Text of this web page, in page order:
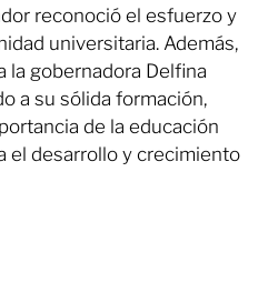
reconoció el esfuerzo y
universitaria. Además,
gobernadora Delfina
a su sólida formación,
de la educación
el desarrollo y crecimiento